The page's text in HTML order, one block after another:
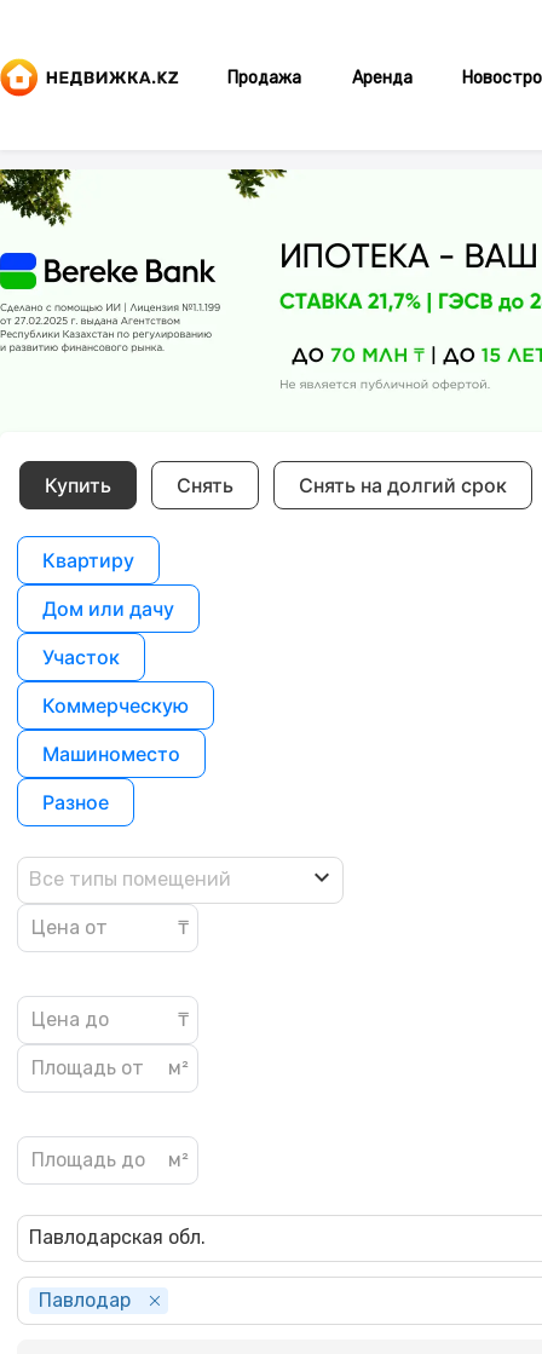
Продажа Аренда
Купить Снять Снять на долгий срок
Квартиру
Дом или дачу
Участок
Коммерческую
Машиноместо
Разное
Все типы помещений
Павлодарская обл.
Павлодар